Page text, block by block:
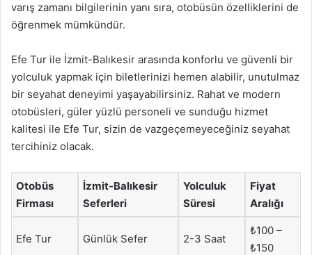
varış zamanı bilgilerinin yanı sıra, otobüsün özelliklerini de
öğrenmek mümkündür.
Efe Tur ile İzmit-Balıkesir arasında konforlu ve güvenli bir
yolculuk yapmak için biletlerinizi hemen alabilir, unutulmaz
bir seyahat deneyimi yaşayabilirsiniz. Rahat ve modern
otobüsleri, güler yüzlü personeli ve sunduğu hizmet
kalitesi ile Efe Tur, sizin de vazgeçemeyeceğiniz seyahat
tercihiniz olacak.
Otobüs
Firması
İzmit-Balıkesir
Seferleri
Yolculuk
Süresi
Fiyat
Aralığı
Efe Tur Günlük Sefer 2-3 Saat
₺100 –
₺150